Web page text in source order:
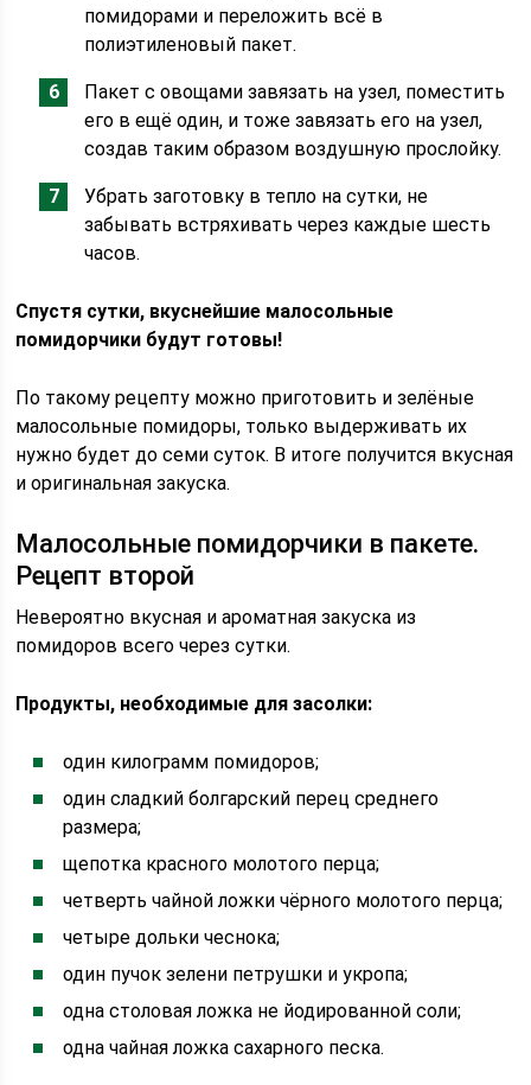
помидорами и переложить всё в
полиэтиленовый пакет.
Пакет с овощами завязать на узел, поместить
его в ещё один, и тоже завязать его на узел,
создав таким образом воздушную прослойку.
Убрать заготовку в тепло на сутки, не
забывать встряхивать через каждые шесть
часов.
Спустя сутки, вкуснейшие малосольные
помидорчики будут готовы!
По такому рецепту можно приготовить и зелёные
малосольные помидоры, только выдерживать их
нужно будет до семи суток. В итоге получится вкусная
и оригинальная закуска.
Малосольные помидорчики в пакете.
Рецепт второй
Невероятно вкусная и ароматная закуска из
помидоров всего через сутки.
Продукты, необходимые для засолки:
один килограмм помидоров;
один сладкий болгарский перец среднего
размера;
щепотка красного молотого перца;
четверть чайной ложки чёрного молотого перца;
четыре дольки чеснока;
один пучок зелени петрушки и укропа;
одна столовая ложка не йодированной соли;
одна чайная ложка сахарного песка.